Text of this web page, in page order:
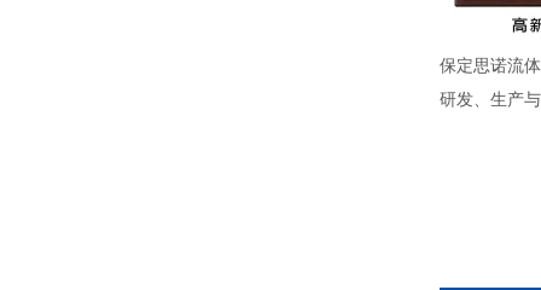
保定思诺流
研发、生产